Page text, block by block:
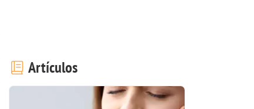
Artículos